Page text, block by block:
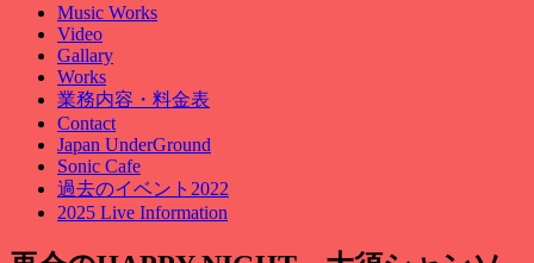
Music Works
Video
Gallary
Works
業務内容・料金表
Contact
Japan UnderGround
Sonic Cafe
過去のイベント2022
2025 Live Information